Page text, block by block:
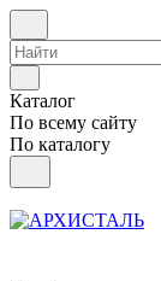
Каталог
По всему сайту
По каталогу